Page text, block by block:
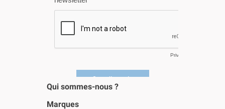
Qui sommes-nous ?
Marques